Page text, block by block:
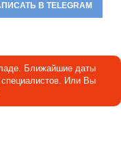
В TELEGRAM
Ближайшие даты
Или Вы